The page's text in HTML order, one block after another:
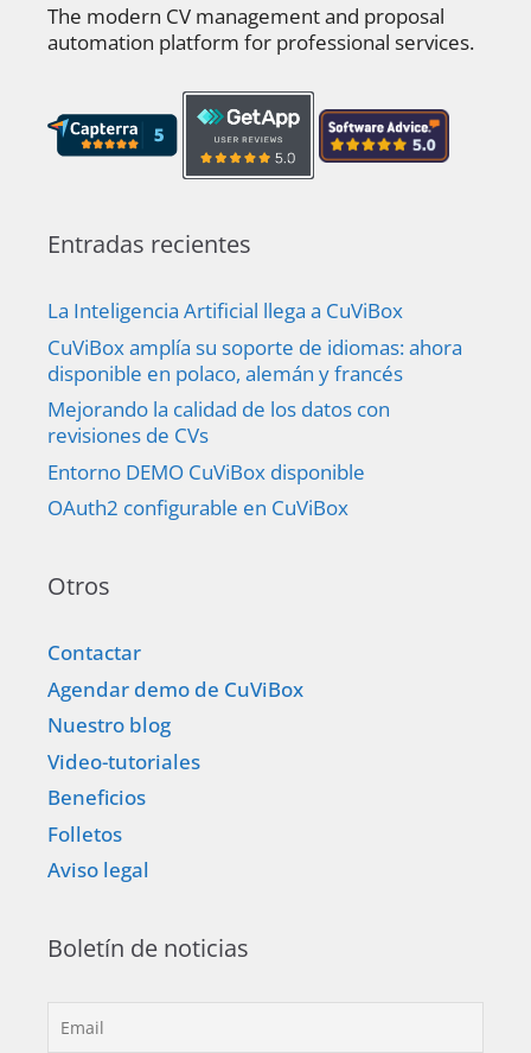
The modern CV management and proposal
automation platform for professional services.
Entradas recientes
La Inteligencia Artificial llega a CuViBox
CuViBox amplía su soporte de idiomas: ahora
disponible en polaco, alemán y francés
Mejorando la calidad de los datos con
revisiones de CVs
Entorno DEMO CuViBox disponible
OAuth2 configurable en CuViBox
Otros
Contactar
Agendar demo de CuViBox
Nuestro blog
Video-tutoriales
Beneficios
Folletos
Aviso legal
Boletín de noticias